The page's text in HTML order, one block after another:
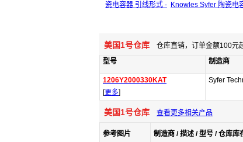
瓷电容器 引线形式 - Knowles Syfer 陶瓷电
美国1号仓库 仓库直销，订单金额100元
型号
制造商
1206Y2000330KAT
[更多]
Syfer
美国1号仓库 查看更多相关产品
参考图片 制造商 / 描述 / 型号 / 仓库库